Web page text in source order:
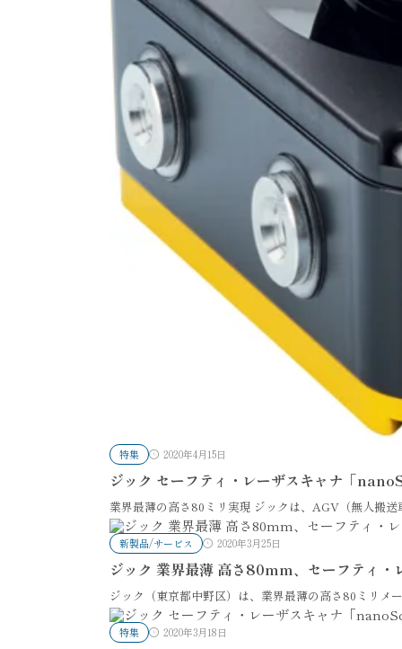
特集 2020年4月15日
ジック セーフティ・レーザスキャナ「
業界最薄の高さ80ミリ実現 ジックは、AGV（無人搬
新製品/サービス 2020年3月25日
ジック 業界最薄 高さ80mm、セーフティ・
ジック（東京都中野区）は、業界最薄の高さ80ミリ
特集 2020年3月18日